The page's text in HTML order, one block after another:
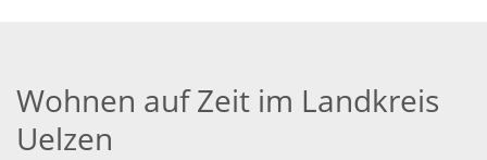
Wohnen auf Zeit im Landkreis
Uelzen